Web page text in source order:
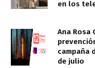
en los
Ana Rosa
campaña
de julio